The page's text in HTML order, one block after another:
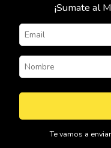
¡Sumate al
Te vamos a